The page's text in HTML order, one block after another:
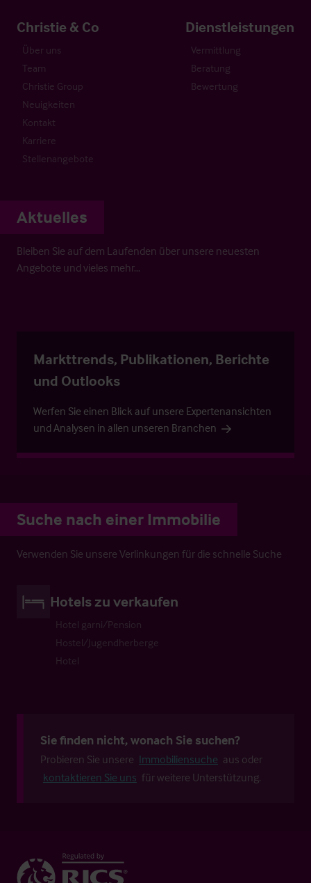
Christie & Co
Über uns
Team
Christie Group
Neuigkeiten
Kontakt
Karriere
Stellenangebote
Dienstleistungen
Vermittlung
Beratung
Bewertung
Aktuelles
Bleiben Sie auf dem Laufenden über unsere neuesten
Angebote und vieles mehr…
Markttrends, Publikationen, Berichte
und Outlooks
Werfen Sie einen Blick auf unsere Expertenansichten
und Analysen in allen unseren Branchen
Suche nach einer Immobilie
Verwenden Sie unsere Verlinkungen für die schnelle Suche
Hotels zu verkaufen
Hotel garni/Pension
Hostel/Jugendherberge
Hotel
Sie finden nicht, wonach Sie suchen?
Probieren Sie unsere Immobiliensuche aus oder
kontaktieren Sie uns für weitere Unterstützung.